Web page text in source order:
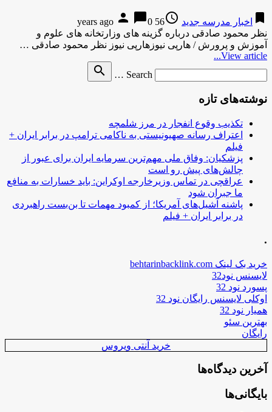
bookmark اخبار مدرسه جدید access_time
56 years ago
person chat_bubble0
نظر محمود صادقى درباره گزینه هاى وزارتخانه هاى علوم و
آموزش و پرورش / هارپی نیوزهارپی نیوز نظر محمود صادقى …
View article...
Search …
search
نوشته‌های تازه
تکذیب وقوع انفجار در مرز شلمچه
اعتراف رسانه صهیونیستی به ناکامی ترامپ در برابر ایران +
فیلم
پزشکیان: وفاق ملی مهم‌ترین سرمایه ایران برای عبور از
چالش‌های پیش رو است
عراقچی در تماس وزیرخارجه اوکراین: باید خسارات به منافع
ما جبران شود
پاشنه آشیل‌های آمریکا؛ از کمبود مهمات تا بن‌بست راهبردی
در برابر ایران + فیلم
.
خرید بک لینک behtarinbacklink.com
لایسنس نود32
پسورد نود 32
اوکلی لایسنس رایگان نود 32
همیار نود 32
بهترین سئو
رایگان
خرید آنتی ویروس
آخرین دیدگاه‌ها
بایگانی‌ها